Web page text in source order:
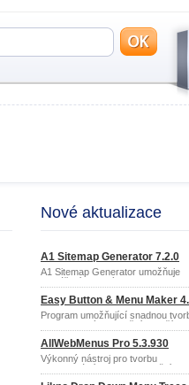
Nové aktualizace
A1 Sitemap Generator 7.2.0
A1 Sitemap Generator umožňuje
vytváření textových, HTML, RSS,
nebo ASP.
Easy Button & Menu Maker
Program umožňující snadnou
sofistikovaných funkčních tlačítek a
profesionálních dynamických
vaše webové stránky.
AllWebMenus Pro 5.3.930
Výkonný nástroj pro tvorbu
profesionálních menu s využitím
technologií JavaScript a CSS, bez